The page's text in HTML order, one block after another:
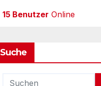
15 Benutzer Online
Suche